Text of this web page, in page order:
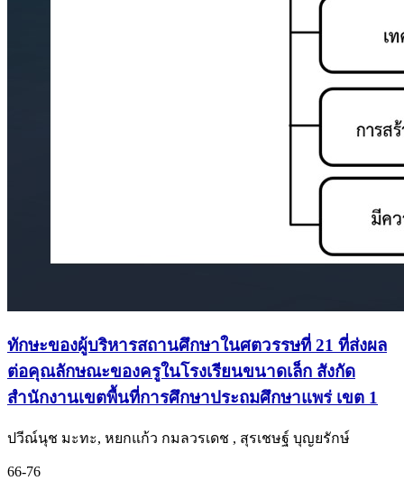
ทักษะของผู้บริหารสถานศึกษาในศตวรรษที่ 21 ที่ส่งผล
ต่อคุณลักษณะของครูในโรงเรียนขนาดเล็ก สังกัด
สำนักงานเขตพื้นที่การศึกษาประถมศึกษาแพร่ เขต 1
ปวีณ์นุช มะทะ, หยกแก้ว กมลวรเดช , สุรเชษฐ์ บุญยรักษ์
66-76